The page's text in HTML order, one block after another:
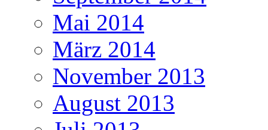
Mai 2014
März 2014
November 2013
August 2013